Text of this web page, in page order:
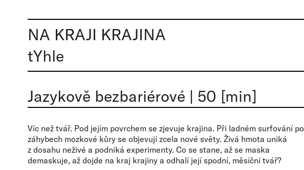
NA KRAJI KRAJINA
tYhle
Jazykově bezbariérové | 50 [min]
Víc než tvář. Pod jejím povrchem se zjevuje krajina. Při ladném surfování po
záhybech mozkové kůry se objevují zcela nové světy. Živá hmota uniká
z dosahu neživé a podniká experimenty. Co se stane, až se maska
demaskuje, až dojde na kraj krajiny a odhalí její spodní, měsíční tvář?